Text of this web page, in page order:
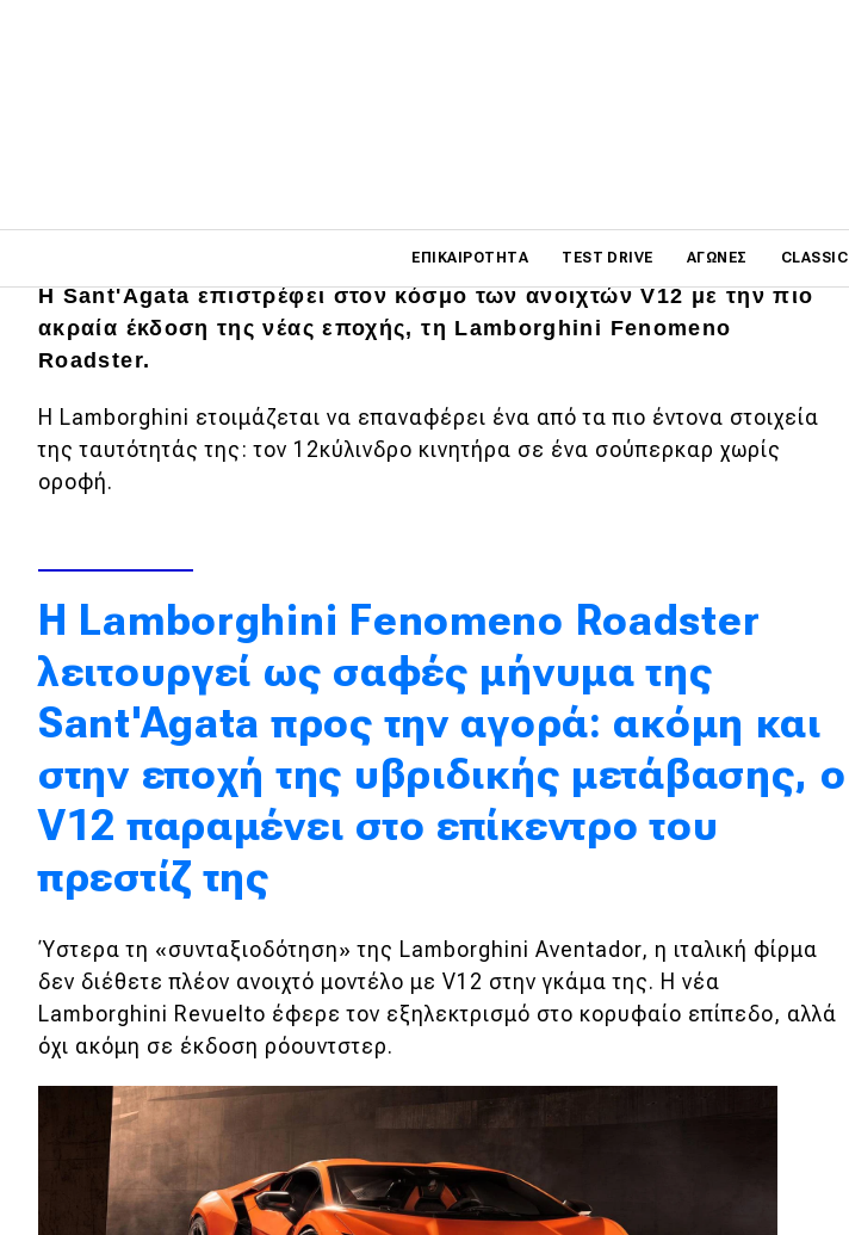
ΕΠΙΚΑΙΡΌΤΗΤΑ TEST DRIVE ΑΓΏΝΕΣ CLASSIC
Main navigation
Επικαιρότητα
Νέα μοντέλα
Πρωτότυπα
Κόσμος
Τεχνολογία
Ασφάλεια
Αγορά
Test Drive
Δοκιμή
Αποστολή
Συγκρίνουμε
Formula 1
WRC
Motorsport
Η Sant'Agata επιστρέφει στον κόσμο των ανοιχτών V12 με την πιο
ακραία έκδοση της νέας εποχής, τη Lamborghini Fenomeno
Roadster.
Η Lamborghini ετοιμάζεται να επαναφέρει ένα από τα πιο έντονα στοιχεία
της ταυτότητάς της: τον 12κύλινδρο κινητήρα σε ένα σούπερκαρ χωρίς
οροφή.
Η Lamborghini Fenomeno Roadster
λειτουργεί ως σαφές μήνυμα της
Sant'Agata προς την αγορά: ακόμη και
στην εποχή της υβριδικής μετάβασης, ο
V12 παραμένει στο επίκεντρο του
πρεστίζ της
Ύστερα τη «συνταξιοδότηση» της Lamborghini Aventador, η ιταλική φίρμα
δεν διέθετε πλέον ανοιχτό μοντέλο με V12 στην γκάμα της. Η νέα
Lamborghini Revuelto έφερε τον εξηλεκτρισμό στο κορυφαίο επίπεδο, αλλά
όχι ακόμη σε έκδοση ρόουντστερ.